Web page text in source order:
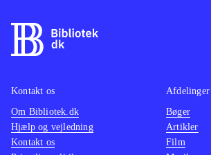
Kontakt os
Om Bibliotek.dk
Hjælp og vejledning
Kontakt os
Afdelinger
Bøger
Artikler
Film